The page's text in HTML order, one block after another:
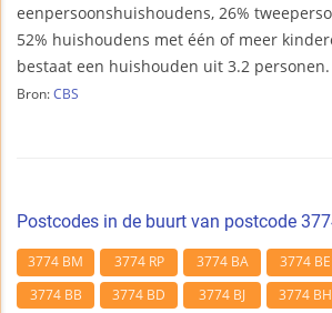
eenpersoonshuishoudens, 26%
52% huishoudens met één of meer
bestaat een huishouden uit 3.2 personen.
Bron: CBS
Postcodes in de buurt van postcode
3774 BM 3774 RP 3774 BA 3774 BE
3774 BB
3774 BD 3774 BJ 3774 BH